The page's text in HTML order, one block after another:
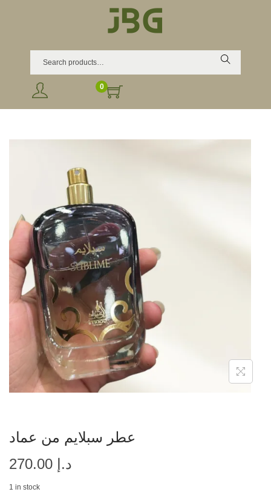
Search
0
عطر سبلايم من عماد
د.إ
1 in stock